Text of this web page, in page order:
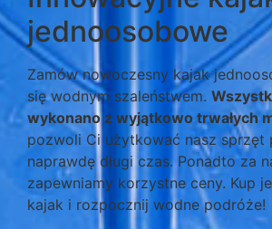
jednoosobowe
Zamów nowoczesny kajak
się wodnym szaleństwem.
wykonano z wyjątkowo trwałych
pozwoli Ci użytkować nasz sprzęt
naprawdę długi czas. Ponadto za
zapewniamy korzystne ceny. Kup
kajak i rozpocznij wodne podróże!